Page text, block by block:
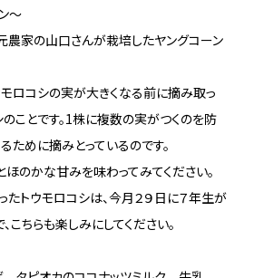
～
農家の山口さんが栽培したヤングコーン
ロコシの実が大きくなる前に摘み取っ
ことです。1株に複数の実がつくのを防
ために摘みとっているのです。
のかな甘みを味わってみてください。
トウモロコシは、今月２９日に７年生が
こちらも楽しみにしてください。